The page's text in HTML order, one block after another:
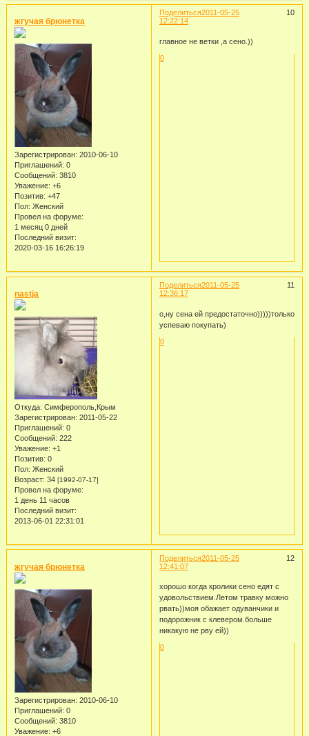
Поделиться 10
2011-05-25
12:22:14
жгучая брюнетка
Зарегистрирован: 2010-06-10
Приглашений: 0
Сообщений: 3810
Уважение: +6
Позитив: +47
Пол: Женский
Провел на форуме:
1 месяц 0 дней
Последний визит:
2020-03-16 16:26:19
главное не ветки ,а сено.))
0
Поделиться 11
2011-05-25
12:36:17
nastja
Откуда: Симферополь,Крым
Зарегистрирован: 2011-05-22
Приглашений: 0
Сообщений: 222
Уважение: +1
Позитив: 0
Пол: Женский
Возраст: 34 [1992-07-17]
Провел на форуме:
1 день 11 часов
Последний визит:
2013-06-01 22:31:01
о,ну сена ей предостаточно)))))только
успеваю покупать)
0
Поделиться 12
2011-05-25
12:41:07
жгучая брюнетка
Зарегистрирован: 2010-06-10
Приглашений: 0
Сообщений: 3810
Уважение: +6
хорошо когда кролики сено едят с
удовольствием.Летом травку можно
рвать))моя обажает одуванчики и
подорожник с клевером.больше
никакую не рву ей))
0